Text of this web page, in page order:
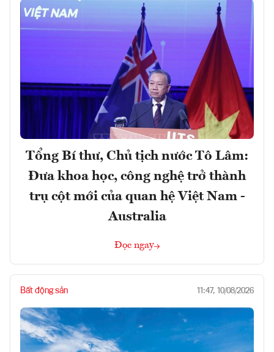
Tổng Bí thư, Chủ tịch nước Tô Lâm:
Đưa khoa học, công nghệ trở thành
trụ cột mới của quan hệ Việt Nam -
Australia
Đọc ngay
Bất động sản 11:47, 10/08/2026